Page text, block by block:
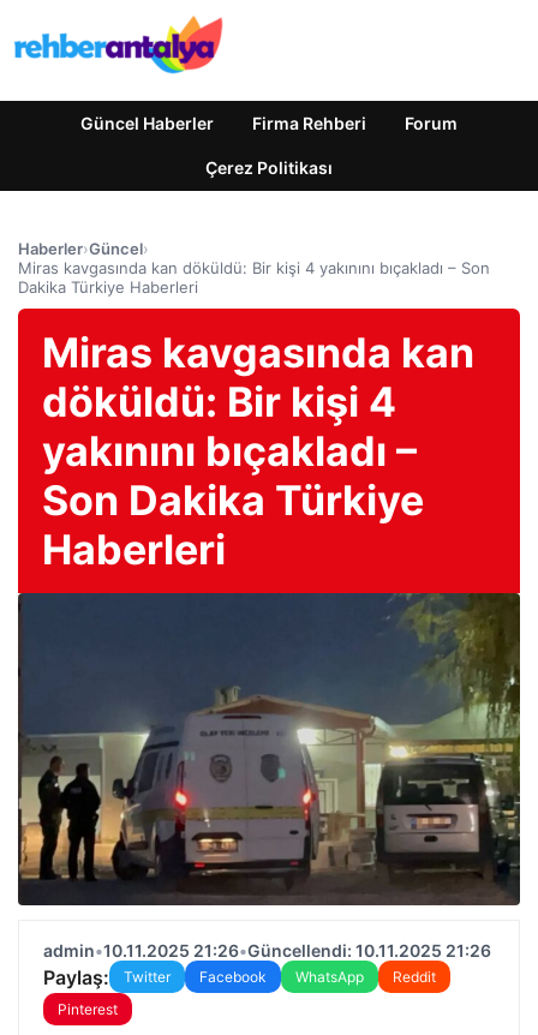
Güncel Haberler Firma Rehberi Forum
Çerez Politikası
Haberler›Güncel›
Miras kavgasında kan döküldü: Bir kişi 4 yakınını bıçakladı – Son
Dakika Türkiye Haberleri
Miras kavgasında kan
döküldü: Bir kişi 4
yakınını bıçakladı –
Son Dakika Türkiye
Haberleri
admin•10.11.2025 21:26•Güncellendi: 10.11.2025 21:26
Paylaş: Twitter Facebook WhatsApp
Reddit
Pinterest